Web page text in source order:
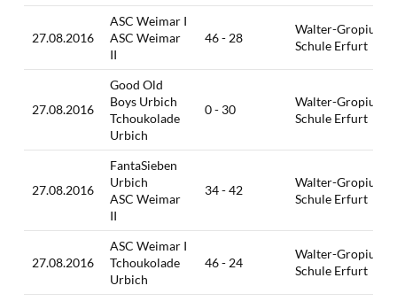
27.08.2016
ASC Weimar I
ASC Weimar
II
46 - 28
Walter-Gropius-
Schule Erfurt
27.08.2016
Good Old
Boys Urbich
Tchoukolade
Urbich
0 - 30
Walter-Gropius-
Schule Erfurt
27.08.2016
FantaSieben
Urbich
ASC Weimar
II
34 - 42
Walter-Gropius-
Schule Erfurt
27.08.2016
ASC Weimar I
Tchoukolade
Urbich
46 - 24
Walter-Gropius-
Schule Erfurt